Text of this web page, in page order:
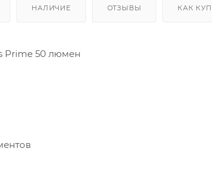
НАЛИЧИЕ ОТЗЫВЫ КАК
Prime 50 люмен